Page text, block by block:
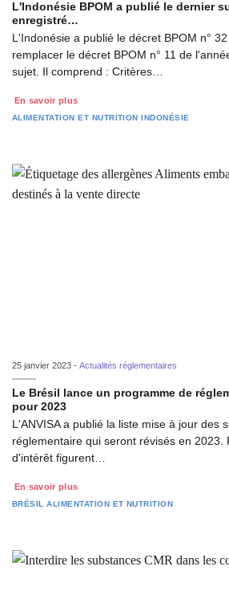
L'Indonésie BPOM a publié le dernier
enregistré…
L'Indonésie a publié le décret BPOM n°
remplacer le décret BPOM n° 11 de
sujet. Il comprend : Critères…
En savoir plus
ALIMENTATION ET NUTRITION INDONÉSIE
25 janvier 2023 - Actualités réglementaires
Le Brésil lance un programme de
pour 2023
L'ANVISA a publié la liste mise à jour des
réglementaire qui seront révisés en 2023.
d'intérêt figurent…
En savoir plus
BRÉSIL ALIMENTATION ET NUTRITION